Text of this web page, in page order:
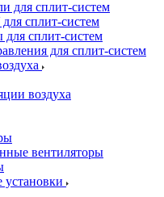
для сплит-систем
сплит-систем
для сплит-систем
для сплит-систем
воздуха
вентиляторы